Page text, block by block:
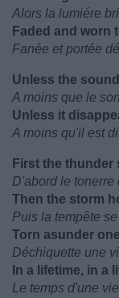
Alors la lumiére
Faded and worn
Fanée et portée
Unless the
A moins que le
Unless it
A moins qu'il est
First the thunder
D'abord le tonerre
Then the storm
Puis la tempête
Torn asunder
Déchiquette une
In a lifetime, in a
Le temps d'une